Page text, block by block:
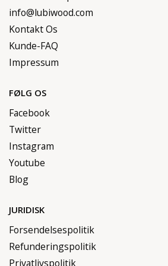
info@lubiwood.com
Kontakt Os
Kunde-FAQ
Impressum
FØLG OS
Facebook
Twitter
Instagram
Youtube
Blog
JURIDISK
Forsendelsespolitik
Refunderingspolitik
Privatlivspolitik